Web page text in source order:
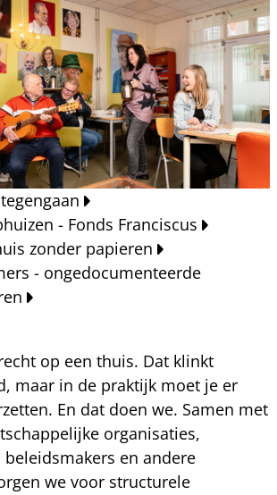
- Fonds Franciscus
zonder papieren
- ongedocumenteerde
op een thuis. Dat klinkt
maar in de praktijk moet je er
En dat doen we. Samen met
organisaties,
en andere
we voor structurele